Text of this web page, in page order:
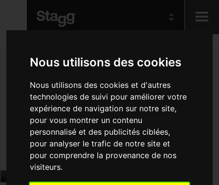
Nous utilisons des cookies
Nous utilisons des cookies et d'autres
technologies de suivi pour améliorer votre
expérience de navigation sur notre site,
pour vous montrer un contenu
personnalisé et des publicités ciblées,
pour analyser le trafic de notre site et
pour comprendre la provenance de nos
visiteurs.
Audio &
Lighting